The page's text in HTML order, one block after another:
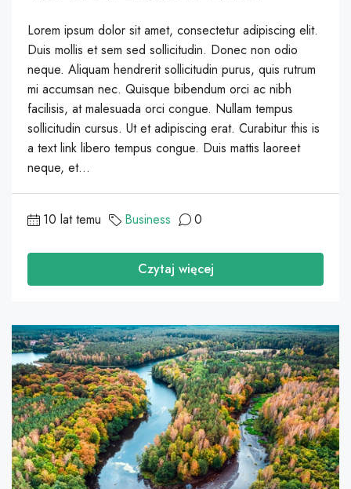
Lorem ipsum dolor sit amet, consectetur adipiscing elit.
Duis mollis et sem sed sollicitudin. Donec non odio
neque. Aliquam hendrerit sollicitudin purus, quis rutrum
mi accumsan nec. Quisque bibendum orci ac nibh
facilisis, at malesuada orci congue. Nullam tempus
sollicitudin cursus. Ut et adipiscing erat. Curabitur this is
a text link libero tempus congue. Duis mattis laoreet
neque, et...
10 lat temu Business 0
Czytaj więcej